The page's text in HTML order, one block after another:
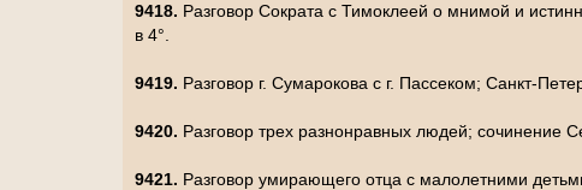
9418. Разговор Сократа с Тимоклеей о мнимой и
в 4°.
9419. Разговор г. Сумарокова с г. Пассеком; Санкт-
9420. Разговор трех разнонравных людей; сочинение
9421. Разговор умирающего отца с малолетними